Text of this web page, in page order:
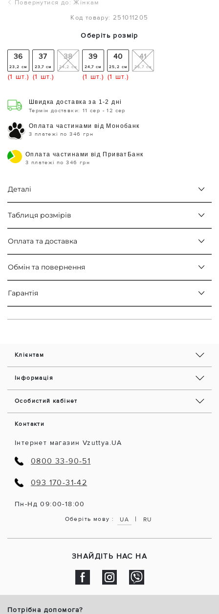
Повернутися до: Жінкам
Код товару: 251011205
Оберіть розмір
36
23,2 см
(1 шт.)
37
23,7 см
(1 шт.)
38
24,2 см
39
24,7 см
(1 шт.)
40
25,2 см
(1 шт.)
41
26,7 см
Швидка доставка за 1-2 дні
Термін доставки: 11 сер - 12 сер
Оплата частинами від Монобанк
3 платежі по 346 грн
Оплата частинами від ПриватБанк
3 платежі по 346 грн
Деталі
Таблиця розмірів
Оплата та доставка
Обмін та повернення
Гарантія
Клієнтам
Інформація
Особистий кабінет
Контакти
Інтернет магазин Vzuttya.UA
0800 33-90-51
093 170-31-42
Пн-Нд 09:00-18:00
Оберіть мову : UA | RU
ЗНАЙДІТЬ НАС НА
Потрібна допомога?